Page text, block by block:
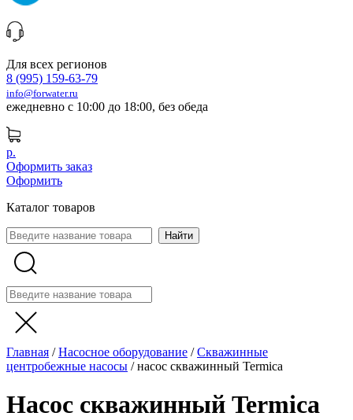
Для всех регионов
8 (995) 159-63-79
info@forwater.ru
ежедневно с 10:00 до 18:00, без обеда
р.
Оформить заказ
Оформить
Каталог товаров
Главная /Насосное оборудование /Скважинные
центробежные насосы /насос скважинный Termica
Насос скважинный Termica